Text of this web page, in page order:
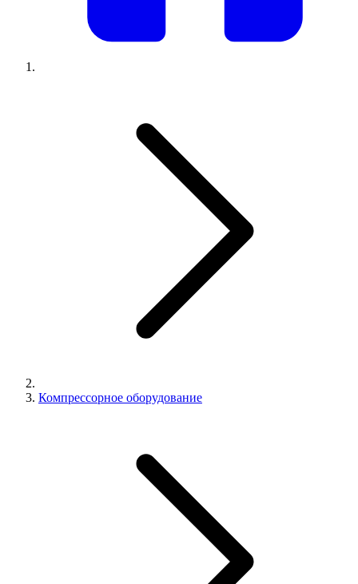
Компрессорное оборудование